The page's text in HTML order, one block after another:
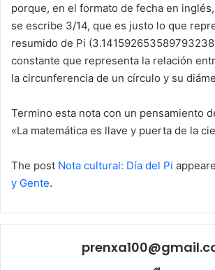
porque, en el formato de fecha en
se escribe 3/14, que es justo lo que
resumido de Pi
constante que representa la relación
la circunferencia de un círculo y su
Termino esta nota con un pensamiento
«La matemática es llave y puerta de la
The post Nota cultural: Día del Pi
y Gente.